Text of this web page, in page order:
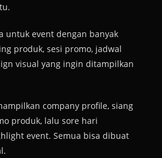
untuk event dengan banyak
produk, sesi promo, jadwal
visual yang ingin ditampilkan
company profile, siang
produk, lalu sore hari
event. Semua bisa dibuat